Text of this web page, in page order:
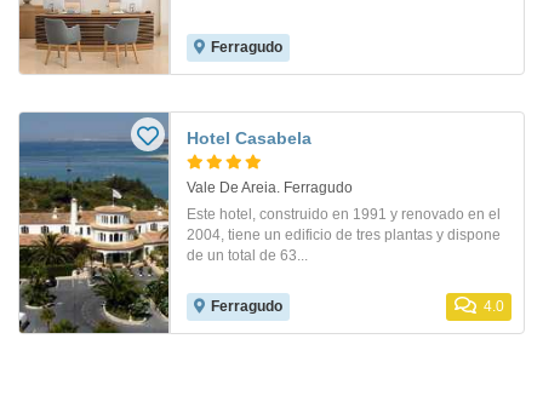
Ferragudo
Hotel Casabela
Vale De Areia. Ferragudo
Este hotel, construido en 1991 y renovado en el
2004, tiene un edificio de tres plantas y dispone
de un total de 63...
Ferragudo 4.0